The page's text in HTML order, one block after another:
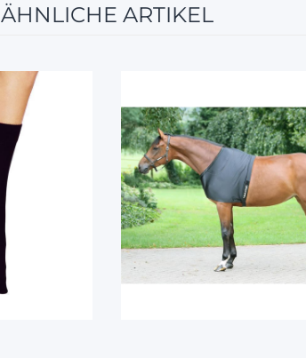
ÄHNLICHE ARTIKEL